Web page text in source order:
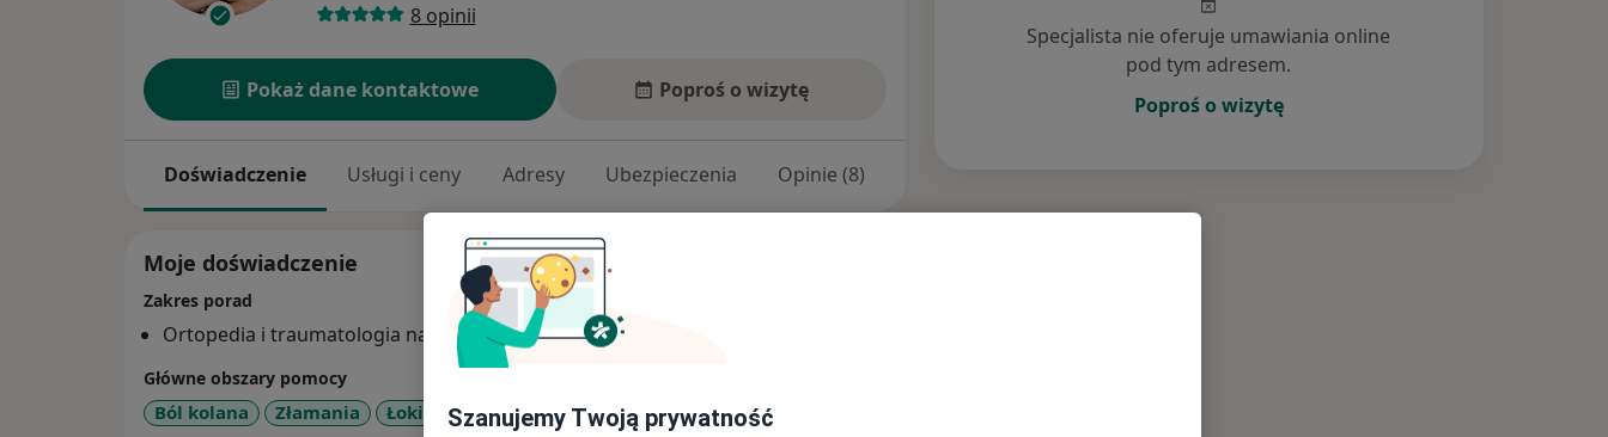
8 opinii
Pokaż dane kontaktowe Poproś o wizytę
Doświadczenie Usługi i ceny Adresy Ubezpieczenia Opinie (8)
Moje doświadczenie
Zakres porad
Ortopedia i traumatologia narządu ruchu
Główne obszary pomocy
Ból kolana Złamania Łokieć tenisisty Ból biodra Ból barku
Specjalista nie oferuje umawiania online
pod tym adresem.
Poproś o wizytę
Szanujemy Twoją prywatność